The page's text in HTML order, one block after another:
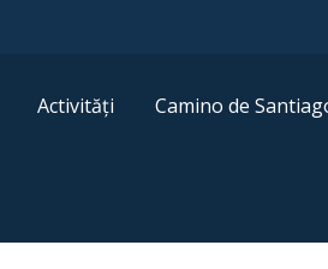
Activități Camino de